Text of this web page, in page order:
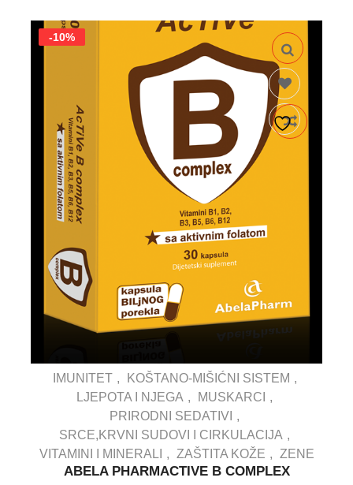
-10%
IMUNITET
KOŠTANO-MIŠIĆNI SISTEM
LJEPOTA I NJEGA
MUSKARCI
PRIRODNI SEDATIVI
SRCE,KRVNI SUDOVI I CIRKULACIJA
VITAMINI I MINERALI
ZAŠTITA KOŽE ZENE
ABELA PHARMACTIVE B COMPLEX